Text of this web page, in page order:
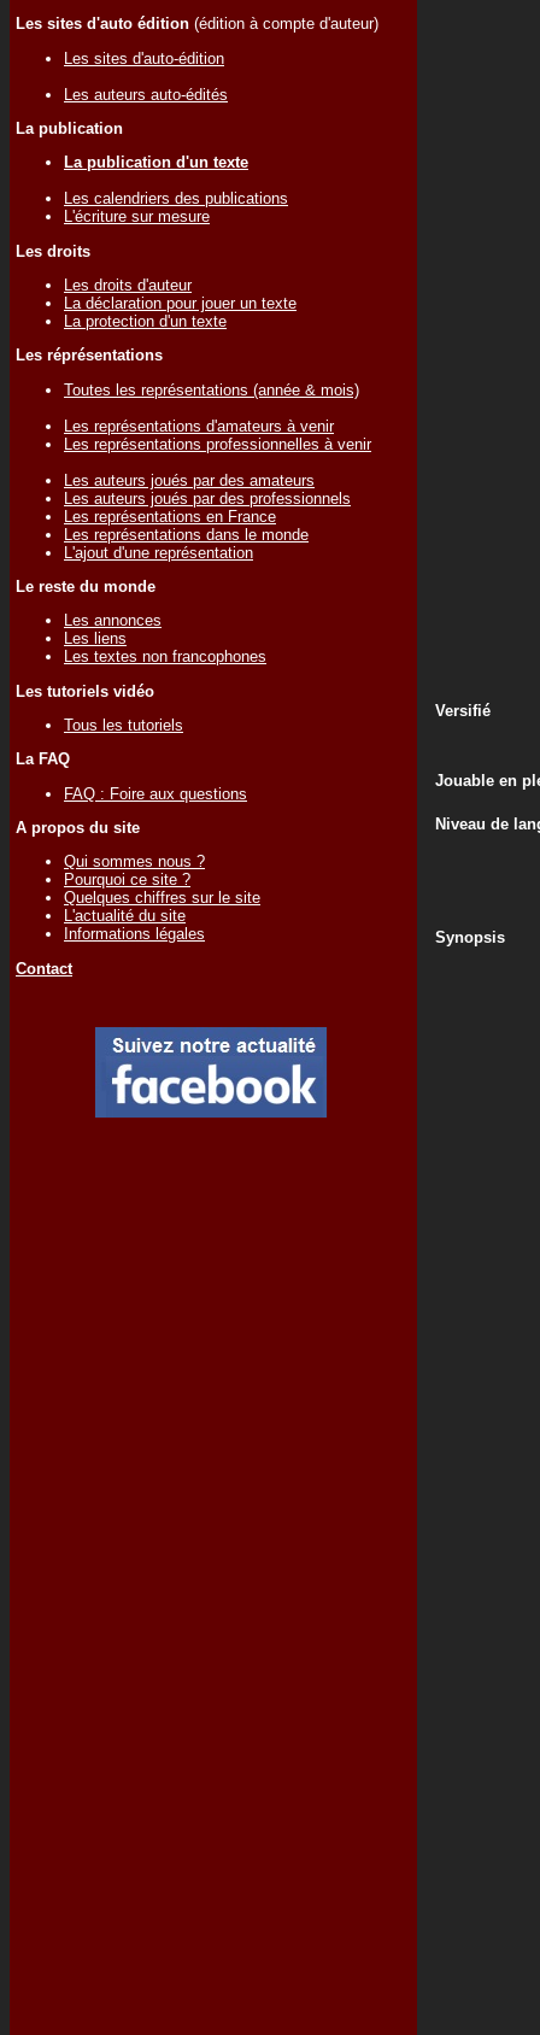
Les sites d'auto édition (édition à compte d'auteur)
Les sites d'auto-édition
Les auteurs auto-édités
La publication
La publication d'un texte
Les calendriers des publications
L'écriture sur mesure
Les droits
Les droits d'auteur
La déclaration pour jouer un texte
La protection d'un texte
Les réprésentations
Toutes les représentations (année & mois)
Les représentations d'amateurs à venir
Les représentations professionnelles à venir
Les auteurs joués par des amateurs
Les auteurs joués par des professionnels
Les représentations en France
Les représentations dans le monde
L'ajout d'une représentation
Le reste du monde
Les annonces
Les liens
Les textes non francophones
Les tutoriels vidéo
Tous les tutoriels
La FAQ
FAQ : Foire aux questions
A propos du site
Qui sommes nous ?
Pourquoi ce site ?
Quelques chiffres sur le site
L'actualité du site
Informations légales
Contact
Versifié
Jouable en
Niveau de
Synopsis